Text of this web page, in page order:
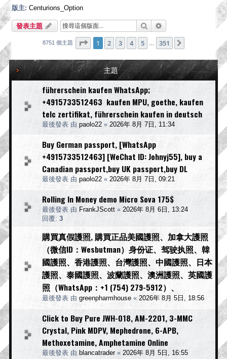
版主: Centurions_Option
發表主題 搜尋
8751 個主題 1 頁 (共351頁)
1 2 3 4 5 351
主題
führerschein kaufen WhatsApp;
+4915733512463 kaufen MPU, goethe, kaufen
telc zertifikat, führerschein kaufen in deutsch
最後發表 由 paolo22 « 2026年 8月 7日, 11:34
Buy German passport, [WhatsApp
+4915733512463] [WeChat ID: Johnyj55], buy a
Canadian passport,buy UK passport,buy DL
最後發表 由 paolo22 « 2026年 8月 7日, 09:21
Rolling In Money demo Micro Sova 175$
最後發表 由 FrankJScott « 2026年 8月 6日, 13:24
回覆: 3
購買真假護照, 購買正品美國護照、加拿大護照
（微信ID：Wesbutman）身份证、驾驶执照、韓
國護照、香港護照、台灣護照、中國護照、日本
護照、泰國護照、波蘭護照、澳洲護照、英國護
照（WhatsApp：+1 (754) 279-5912）、
最後發表 由 greenpharmhouse « 2026年 8月 5日, 18:56
Click to Buy Pure JWH-018, AM-2201, 3-MMC
Crystal, Pink MDPV, Mephedrone, 6-APB,
Methoxetamine, Amphetamine Online
最後發表 由 blancatrader« 2026年 8月 5日, 16:55